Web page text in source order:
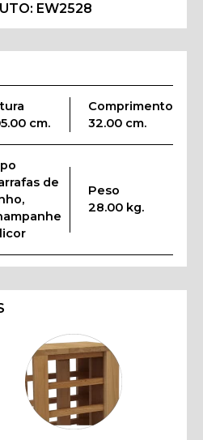
EW2528
cm.
Comprimento
32.00 cm.
de
Peso
28.00 kg.